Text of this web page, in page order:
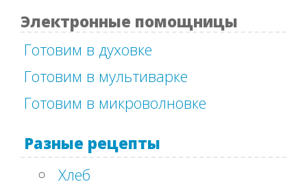
Электронные помощницы
Готовим в духовке
Готовим в мультиварке
Готовим в микроволновке
Разные рецепты
Хлеб